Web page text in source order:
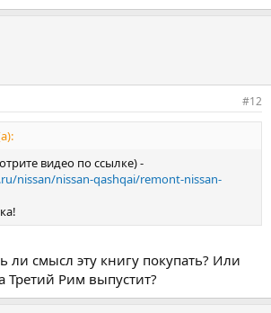
#12
видео по ссылке) -
nissan/nissan-qashqai/remont-nissan-
ли смысл эту книгу покупать? Или
Третий Рим выпустит?